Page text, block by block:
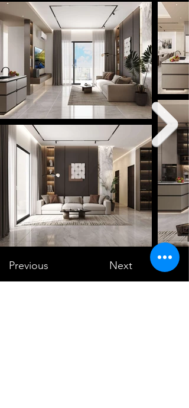
nơi công nghệ được tích hợp một cách tự nhiên, tinh
tế và hài hòa với cảm xúc con người. Thay vì phô bày
các thiết bị điện tử như những vật thể tách rời, thiết
kế tập trung vào việc “ẩn” công nghệ vào kiến trúc,
ánh sáng và trải nghiệm không gian.
Concept “Invisible Technology” được hình thành từ
mong muốn tạo nên một môi trường sống hiện đại, tối
giản và tiện nghi, nhưng vẫn giữ được sự thư giãn, tính
cá nhân và chiều sâu cảm xúc trong đời sống đô thị.
Previous Next